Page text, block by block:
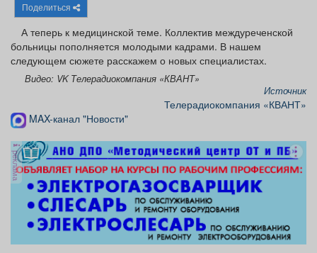
Поделиться
А теперь к медицинской теме. Коллектив междуреченской
больницы пополняется молодыми кадрами. В нашем
следующем сюжете расскажем о новых специалистах.
Видео: VK Телерадиокомпания «КВАНТ»
Источник
Телерадиокомпания «КВАНТ»
MAX-канал "Новости"
реклама